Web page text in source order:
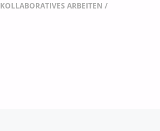
KOLLABORATIVES ARBEITEN /